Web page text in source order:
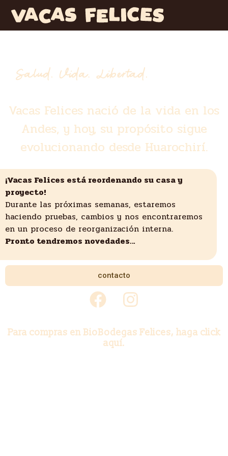
Vacas Felices nació de la vida en los
Andes, y hoy, su propósito sigue
evolucionando desde Huarochirí.
¡Vacas Felices está reordenando su casa y
proyecto!
Durante las próximas semanas, estaremos
haciendo pruebas, cambios y nos encontraremos
en un proceso de reorganización interna.
Pronto tendremos novedades…
contacto
Para compras en BioBodegas Felices, haga click
aquí.